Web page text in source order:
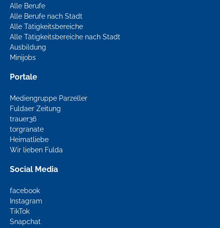
Alle Berufe
Alle Berufe nach Stadt
Alle Tätigkeitsbereiche
Alle Tätigkeitsbereiche nach Stadt
Ausbildung
Minijobs
Portale
Mediengruppe Parzeller
Fuldaer Zeitung
trauer36
torgranate
Heimatliebe
Wir lieben Fulda
Social Media
facebook
Instagram
TikTok
Snapchat